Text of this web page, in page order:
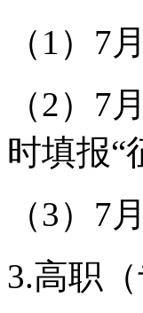
（1）7
（2）7
时填报“
（3）7
3.高职